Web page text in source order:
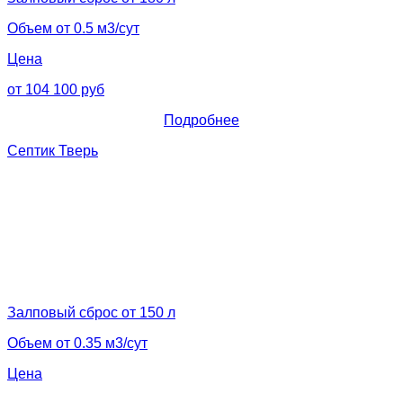
Объем от 0.5 м3/сут
Цена
от 104 100 руб
Подробнее
Септик Тверь
Залповый сброс от 150 л
Объем от 0.35 м3/сут
Цена